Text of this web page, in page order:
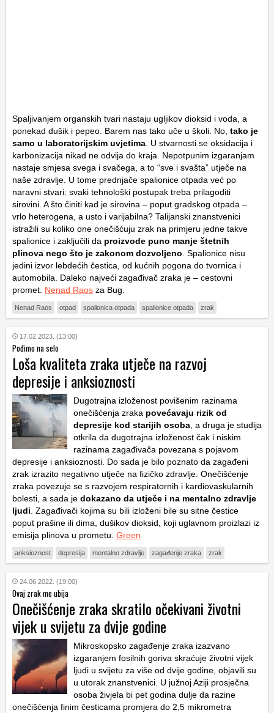
Spaljivanjem organskih tvari nastaju ugljikov dioksid i voda, a
ponekad dušik i pepeo. Barem nas tako uče u školi. No, tako je
samo u laboratorijskim uvjetima . U stvarnosti se oksidacija i
karbonizacija nikad ne odvija do kraja. Nepotpunim izgaranjam
nastaje smjesa svega i svačega, a to “sve i svašta” utječe na
naše zdravlje. U tome prednjače spalionice otpada već po
naravni stvari: svaki tehnološki postupak treba prilagoditi
sirovini. A što činiti kad je sirovina – poput gradskog otpada –
vrlo heterogena, a usto i varijabilna? Talijanski znanstvenici
istražili su koliko one onečišćuju zrak na primjeru jedne takve
spalionice i zaključili da proizvode puno manje štetnih
plinova nego što je zakonom dozvoljeno . Spalionice nisu
jedini izvor lebdećih čestica, od kućnih pogona do tvornica i
automobila. Daleko najveći zagađivač zraka je – cestovni
promet. Nenad Raos za Bug.
Nenad Raos otpad spalionica otpada spalionice otpada zrak
17.02.2023. (13:00)
Pođimo na selo
Loša kvaliteta zraka utječe na razvoj
depresije i anksioznosti
Dugotrajna izloženost povišenim razinama
onečišćenja zraka povećavaju rizik od
depresije kod starijih osoba , a druga je studija
otkrila da dugotrajna izloženost čak i niskim
razinama zagađivača povezana s pojavom
depresije i anksioznosti. Do sada je bilo poznato da zagađeni
zrak izrazito negativno utječe na fizičko zdravlje. Onečišćenje
zraka povezuje se s razvojem respiratornih i kardiovaskularnih
bolesti, a sada je dokazano da utječe i na mentalno zdravlje
ljudi . Zagađivači kojima su bili izloženi bile su sitne čestice
poput prašine ili dima, dušikov dioksid, koji uglavnom proizlazi iz
emisija plinova u prometu. Green
anksioznost depresija mentalno zdravlje zagađenje zraka zrak
24.06.2022. (19:00)
Ovaj zrak me ubija
Onečišćenje zraka skratilo očekivani životni
vijek u svijetu za dvije godine
Mikroskopsko zagađenje zraka izazvano
izgaranjem fosilnih goriva skraćuje životni vijek
ljudi u svijetu za više od dvije godine, objavili su
u utorak znanstvenici. U južnoj Aziji prosječna
osoba živjela bi pet godina dulje da razine
onečišćenja finim česticama promjera do 2,5 mikrometra